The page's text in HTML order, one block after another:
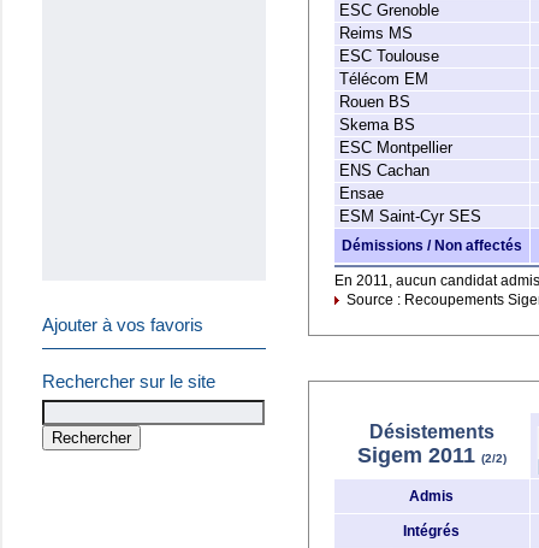
Ajouter à vos favoris
Rechercher sur le site
ESC Grenoble
Reims MS
ESC Toulouse
Télécom EM
Rouen BS
Skema BS
ESC Montpellier
ENS Cachan
Ensae
ESM Saint-Cyr SES
Démissions / Non affectés
En 2011, aucun candidat
Source : Recoupements
Désistements
Sigem 2011 (2/2)
Admis
Intégrés